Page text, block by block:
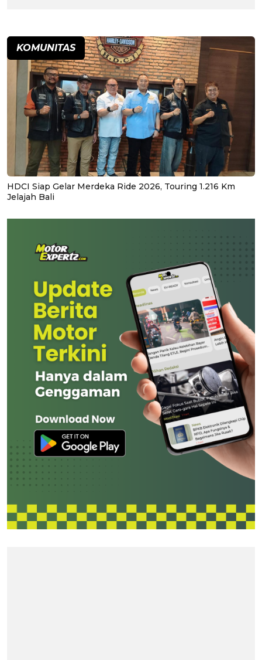
KOMUNITAS
HDCI Siap Gelar Merdeka Ride 2026, Touring 1.216 Km
Jelajah Bali